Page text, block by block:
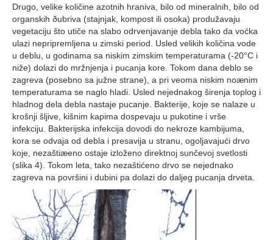
Drugo, velike količine azotnih hraniva, bilo od mineralnih, bilo od
organskih ðubriva (stajnjak, kompost ili osoka) produžavaju
vegetaciju što utiče na slabo odrvenjavanje debla tako da voćka
ulazi nepripremljena u zimski period. Usled velikih količina vode
u deblu, u godinama sa niskim zimskim temperaturama (-20°C i
niže) dolazi do mržnjenja i pucanja kore. Tokom dana deblo se
zagreva (posebno sa južne strane), a pri veoma niskim noænim
temperaturama se naglo hladi. Usled nejednakog širenja toplog i
hladnog dela debla nastaje pucanje. Bakterije, koje se nalaze u
krošnji šljive, kišnim kapima dospevaju u pukotine i vrše
infekciju. Bakterijska infekcija dovodi do nekroze kambijuma,
kora se odvaja od debla i presavija u stranu, ogoljavajući drvo
koje, nezaštiæeno ostaje izloženo direktnoj sunčevoj svetlosti
(slika 4). Tokom leta, tako nezaštićeno drvo se nejednako
zagreva na površini i dubini pa dolazi do daljeg pucanja drveta.